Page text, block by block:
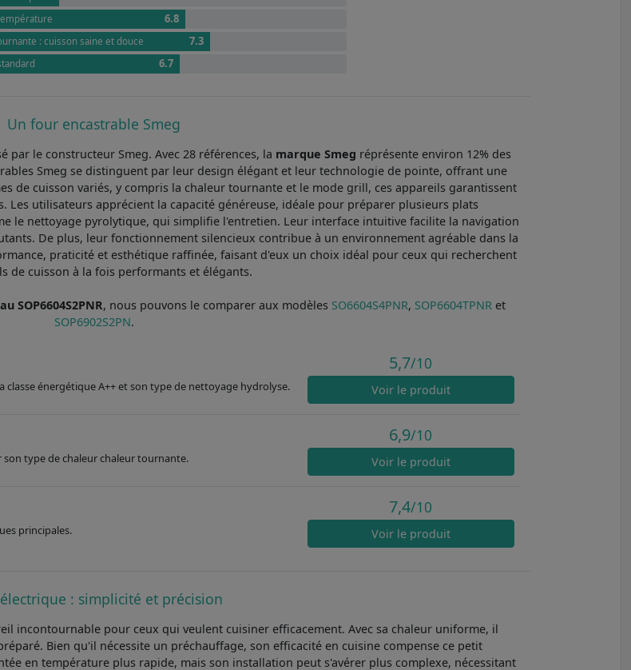
6.8
: cuisson saine et douce 7.3
6.7
Un four encastrable Smeg
par le constructeur Smeg. Avec 28 références, la marque Smeg réprésente environ 12% des
Smeg se distinguent par leur design élégant et leur technologie de pointe, offrant une
de cuisson variés, y compris la chaleur tournante et le mode grill, ces appareils garantissent
Les utilisateurs apprécient la capacité généreuse, idéale pour préparer plusieurs plats
le nettoyage pyrolytique, qui simplifie l'entretien. Leur interface intuitive facilite la navigation
De plus, leur fonctionnement silencieux contribue à un environnement agréable dans la
praticité et esthétique raffinée, faisant d'eux un choix idéal pour ceux qui recherchent
de cuisson à la fois performants et élégants.
SOP6604S2PNR, nous pouvons le comparer aux modèles SO6604S4PNR, SOP6604TPNRet
SOP6902S2PN.
classe énergétique A++ et son type de nettoyage hydrolyse.
5,7/10
Voirle produit
type de chaleur chaleur tournante.
6,9/10
Voirle produit
principales.
7,4/10
Voirle produit
: simplicité et précision
incontournable pour ceux qui veulent cuisiner efficacement. Avec sa chaleur uniforme, il
Bien qu'il nécessite un préchauffage, son efficacité en cuisine compense ce petit
en température plus rapide, mais son installation peut s'avérer plus complexe, nécessitant